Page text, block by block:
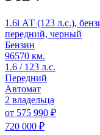
1.6i АТ (123 л.с.),
передний, черный
Бензин
96570 км.
1.6 / 123 л.с.
Передний
Автомат
2 владельца
от 575 990 ₽
720 000 ₽